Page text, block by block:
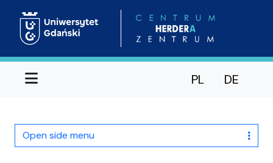
Menu PL DE
Open side menu